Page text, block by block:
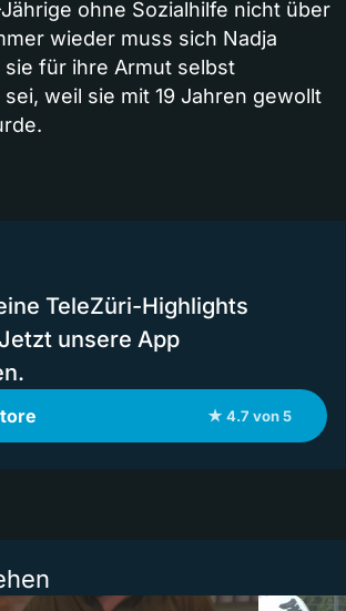
ohne Sozialhilfe nicht über
wieder muss sich Nadja
sie für ihre Armut selbst
weil sie mit 19 Jahren gewollt
TeleZüri-Highlights
unsere App
★ 4.7 von 5